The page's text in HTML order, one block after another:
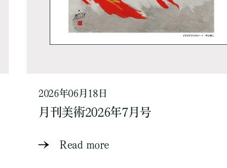
2026年06月18日
月刊美術2026年7月号
Read more